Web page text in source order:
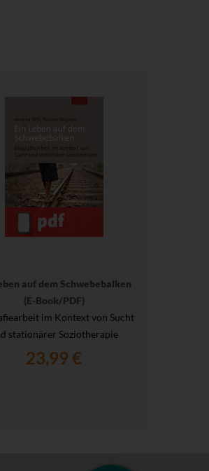
auf dem Schwebebalken
(E-Book/PDF)
im Kontext von Sucht
stationärer Soziotherapie
23,99 €